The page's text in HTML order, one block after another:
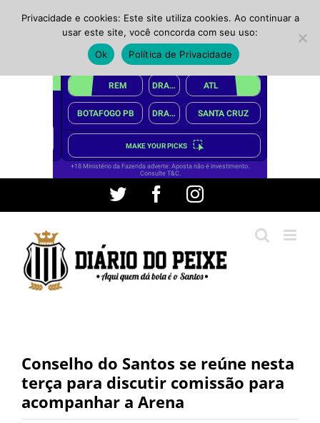
conteúdo
Twitter FacebookInstagram
Conselho do Santos se reúne nesta
terça para discutir comissão para
acompanhar a Arena
Privacidade e cookies: Este site utiliza cookies. Ao continuar a
usar este site, você concorda com seu uso:
Ok
Política de Privacidade